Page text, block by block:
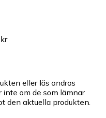
eller läs andras
inte om de som lämnar
den aktuella produkten.